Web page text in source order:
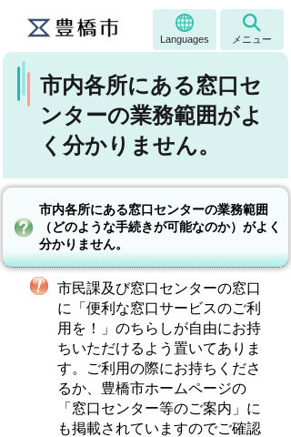
Languages メニュー
市内各所にある窓口セ
ンターの業務範囲がよ
く分かりません。
市内各所にある窓口センターの業務範囲
（どのような手続きが可能なのか）がよく
分かりません。
市民課及び窓口センターの窓口
に「便利な窓口サービスのご利
用を！」のちらしが自由にお持
ちいただけるよう置いてありま
す。ご利用の際にお持ちくださ
るか、豊橋市ホームページの
「窓口センター等のご案内」に
も掲載されていますのでご確認